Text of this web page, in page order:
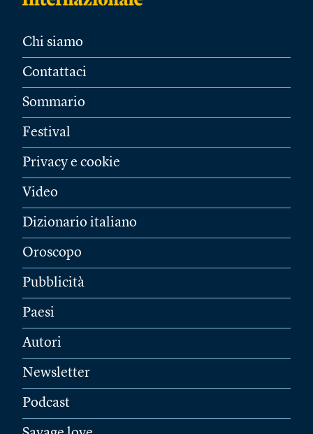
Chi siamo
Contattaci
Sommario
Festival
Privacy e cookie
Video
Dizionario italiano
Oroscopo
Pubblicità
Paesi
Autori
Newsletter
Podcast